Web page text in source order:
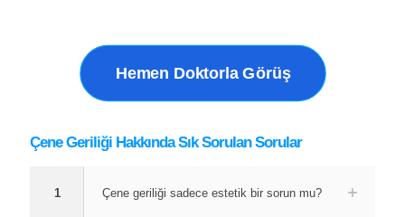
Hemen Doktorla Görüş
Çene Geriliği Hakkında Sık Sorulan Sorular
1 Çene geriliği sadece estetik bir sorun mu?